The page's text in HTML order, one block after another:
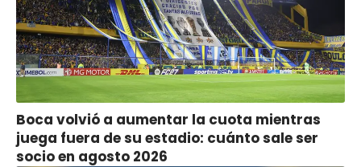
Boca volvió a aumentar la cuota mientras
juega fuera de su estadio: cuánto sale ser
socio en agosto 2026